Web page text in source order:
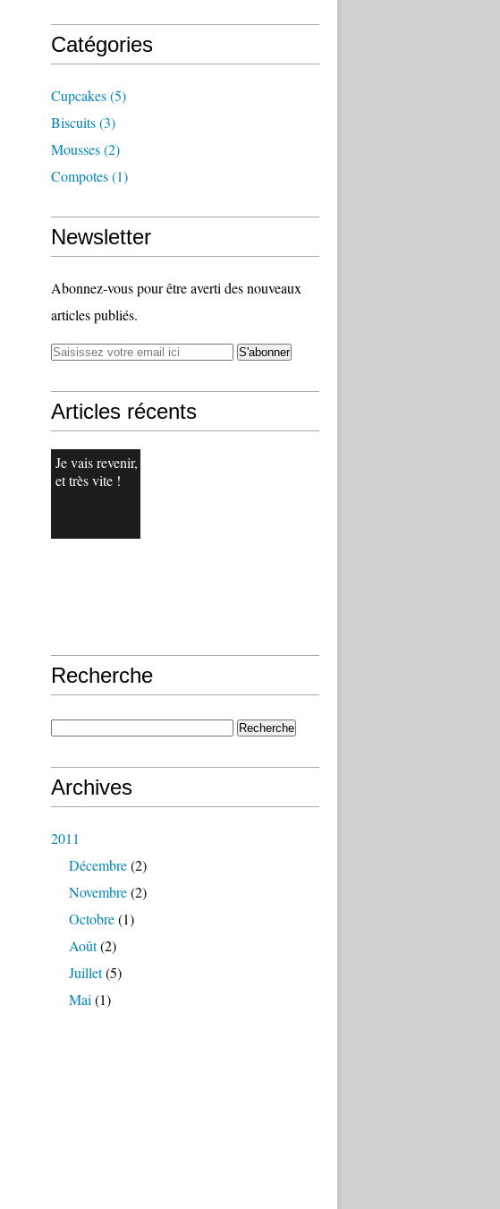
Catégories
Cupcakes(5)
Biscuits(3)
Mousses(2)
Compotes(1)
Newsletter
Abonnez-vous pour être averti des nouveaux
articles publiés.
Articles récents
Je vais revenir,
et très vite !
Recherche
Archives
2011
Décembre(2)
Novembre(2)
Octobre(1)
Août(2)
Juillet(5)
Mai (1)